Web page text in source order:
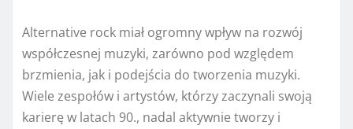
Alternative rock miał ogromny wpływ na rozwój
współczesnej muzyki, zarówno pod względem
brzmienia, jak i podejścia do tworzenia muzyki.
Wiele zespołów i artystów, którzy zaczynali swoją
karierę w latach 90., nadal aktywnie tworzy i